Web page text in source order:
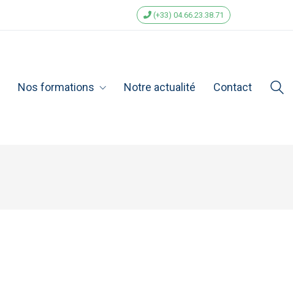
(+33) 04.66.23.38.71
Nos formations Notre actualité Contact